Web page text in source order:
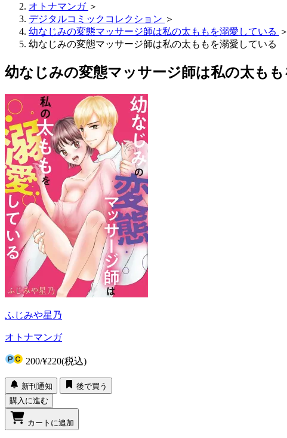
オトナマンガ ＞
デジタルコミックコレクション ＞
幼なじみの変態マッサージ師は私の太ももを溺愛している ＞
幼なじみの変態マッサージ師は私の太ももを溺愛している
幼なじみの変態マッサージ師は私の太も
ふじみや星乃
オトナマンガ
200/¥220(税込)
新刊通知
後で買う
購入に進む
カートに追加